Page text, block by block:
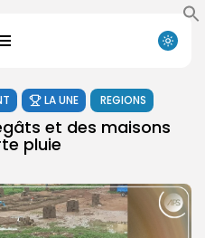
LA UNE REGIONS
et des maisons
pluie